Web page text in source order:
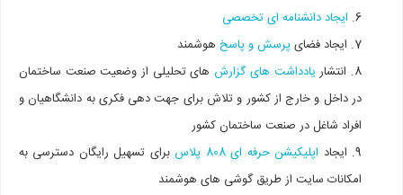
ایجاد دانشنامه ای تخصصی
ایجاد فضایپرسش و پاسخهوشمند
انتشاریادداشت های گزارشهای تحلیلی از وضعیت صنعت ساختمان
در داخل و خارج از کشور و تلاش برای جهت دهی فکری به دانشگاهیان و
افراد شاغل در صنعت ساختمان کشور
ایجاداپلیکیشن حرفه ای 808 پلاس
برای تسهیل رایگان دسترسی به
امکانات سایت از طریق گوشی های هوشمند